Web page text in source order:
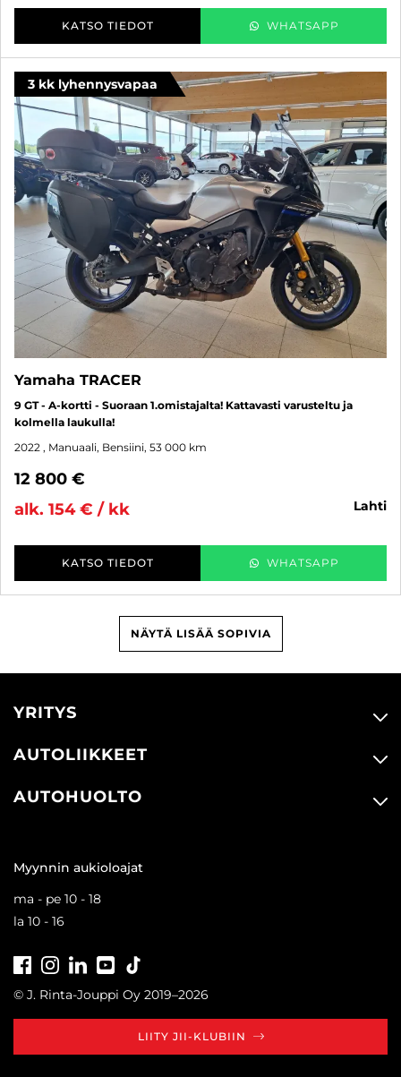
KATSO TIEDOT WHATSAPP
3 kk lyhennysvapaa
Yamaha TRACER
9 GT - A-kortti - Suoraan 1.omistajalta! Kattavasti varusteltu ja
kolmella laukulla!
2022 , Manuaali, Bensiini, 53 000 km
12 800 €
alk. 154 € / kk
lahti
KATSO TIEDOT WHATSAPP
NÄYTÄ LISÄÄ SOPIVIA
YRITYS
AUTOLIIKKEET
AUTOHUOLTO
Myynnin aukioloajat
ma - pe 10 - 18
la 10 - 16
FacebookInstagramLinkedInYoutube
© J. Rinta-Jouppi Oy 2019–2026
LIITY JII-KLUBIIN